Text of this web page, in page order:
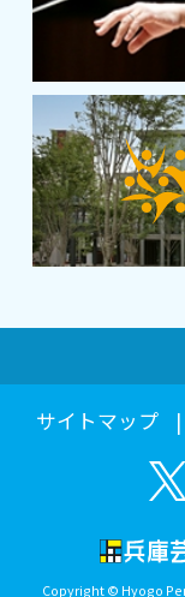
サイトマップ
Copyright © Hyogo